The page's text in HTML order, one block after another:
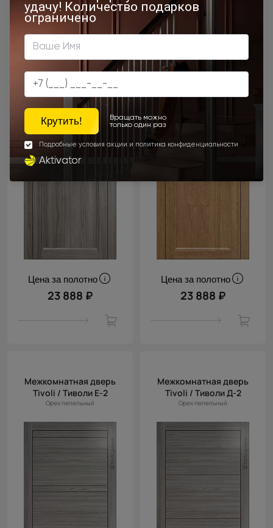
Sorrento / Сорренто А4
Орех пепельный
Цена за полотно
23 888 ₽
Sorrento / Сорренто А4
Дуб капучино
Цена за полотно
23 888 ₽
Межкомнатная дверь
Tivoli / Тиволи Е-2
Орех пепельный
Межкомнатная дверь
Tivoli / Тиволи Д-2
Орех пепельный